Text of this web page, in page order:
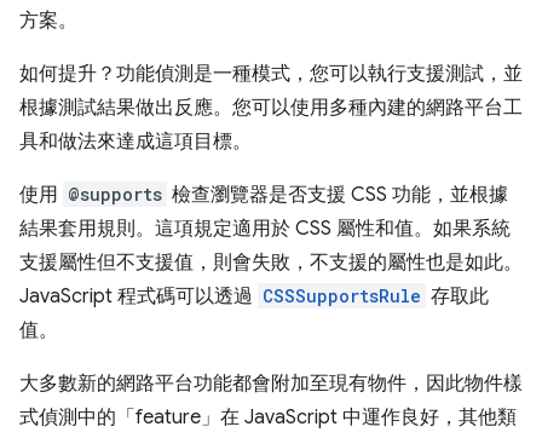
方案。
如何提升？功能偵測是一種模式，您可以執行支援測試，並
根據測試結果做出反應。您可以使用多種內建的網路平台工
具和做法來達成這項目標。
使用 @supports 檢查瀏覽器是否支援 CSS 功能，並根據
結果套用規則。這項規定適用於 CSS 屬性和值。如果系統
支援屬性但不支援值，則會失敗，不支援的屬性也是如此。
JavaScript 程式碼可以透過 CSSSupportsRule 存取此
值。
大多數新的網路平台功能都會附加至現有物件，因此物件樣
式偵測中的「feature」在 JavaScript 中運作良好，其他類